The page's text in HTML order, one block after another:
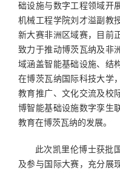
础设施与数字工程领域开
机械工程学院刘才溢副教
新大赛非洲区域赛，目前
致力于推动博茨瓦纳及非
域涵盖智能基础设施、结
在博茨瓦纳国际科技大学
教育推广、文化交流及校
博智能基础设施数字孪生
教育在博茨瓦纳的发展。
此次凯里伦博士获批
及参与国际大赛，充分展